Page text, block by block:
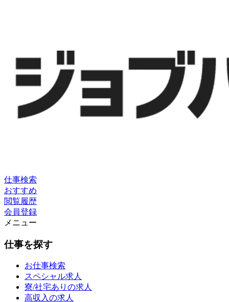
仕事検索
おすすめ
閲覧履歴
会員登録
メニュー
仕事を探す
お仕事検索
スペシャル求人
寮/社宅ありの求人
高収入の求人